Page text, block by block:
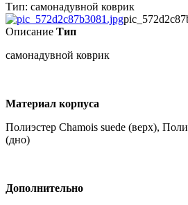
Тип: самонадувной коврик
Описание Тип
самонадувной коврик
Материал корпуса
Полиэстер Сhamois suede (верх),
(дно)
Дополнительно